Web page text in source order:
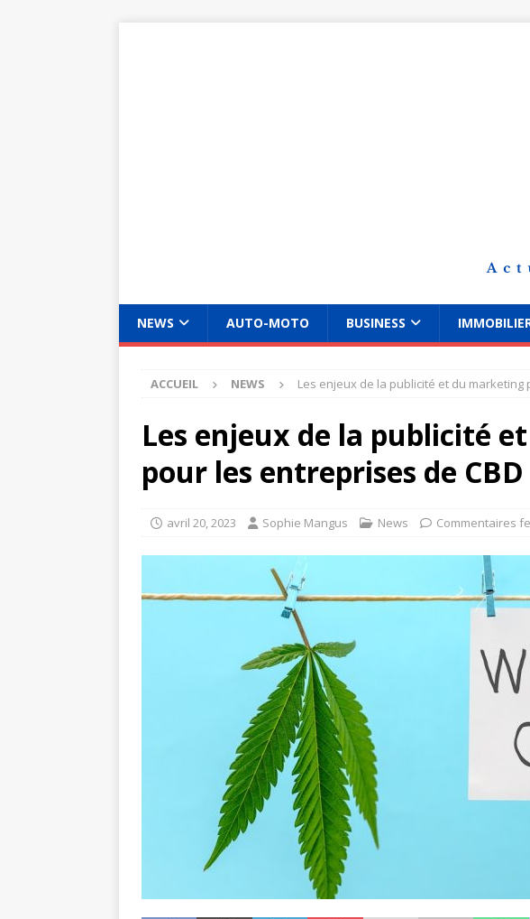
NEWS AUTO-MOTO BUSINESS
ACCUEIL NEWS Les enjeux de la publicité et du marketing
Les enjeux de la publicité
pour les entreprises de CBD
avril 20, 2023 Sophie Mangus News Commentaires